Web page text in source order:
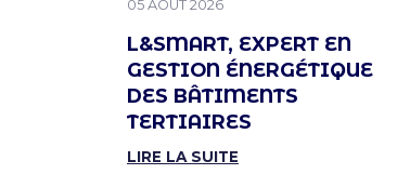
L&SMART, EXPERT EN
GESTION ÉNERGÉTIQUE
DES BÂTIMENTS
TERTIAIRES
PUBLIÉ LE
05 AOÛT 2026
LIRE LA SUITE